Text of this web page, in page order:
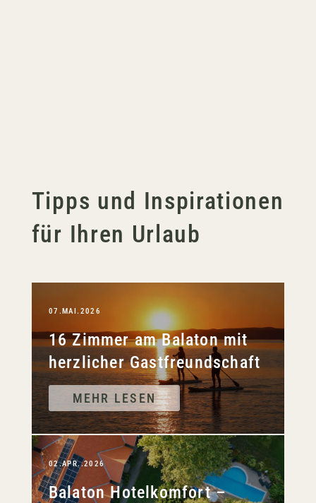
Tipps und Inspirationen
für Ihren Urlaub
07.MAI.2026
16 Zimmer am Balaton mit
herzlicher Gastfreundschaft
MEHR LESEN
02.APR..2026
Balaton Hotelkomfort –